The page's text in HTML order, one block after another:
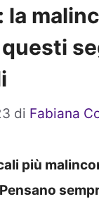
la
di Fabiana
più